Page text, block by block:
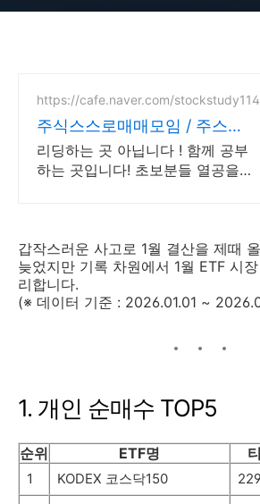
https://cafe.naver.com/stockstudy114
주식스스로매매모임 / 주스모
스스로 공부법을 배웁니다 !
리딩하는 곳 아닙니다 ! 함께 공부
하는 곳입니다! 초보분들 열공을
갑작스러운 사고로 1월 결산을 제때
늦었지만 기록 차원에서 1월 ETF 시
리합니다.
(※ 데이터 기준 : 2026.01.01 ~
1. 개인 순매수 TOP5
순위 ETF명
1 KODEX 코스닥150